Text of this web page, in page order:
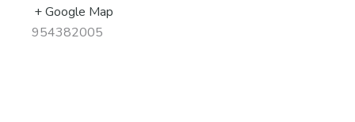
+ Google Map
954382005